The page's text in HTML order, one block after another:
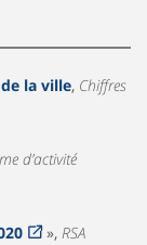
la ville, Chiffres
d’activité
», RSA